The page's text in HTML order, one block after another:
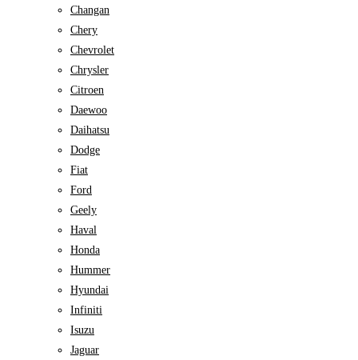
Changan
Chery
Chevrolet
Chrysler
Citroen
Daewoo
Daihatsu
Dodge
Fiat
Ford
Geely
Haval
Honda
Hummer
Hyundai
Infiniti
Isuzu
Jaguar